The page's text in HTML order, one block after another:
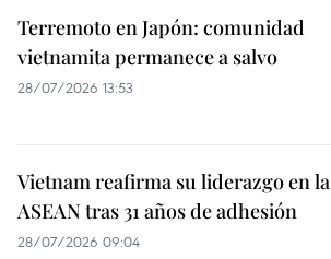
Terremoto en Japón: comunidad
vietnamita permanece a salvo
28/07/2026 13:53
Vietnam reafirma su liderazgo en la
ASEAN tras 31 años de adhesión
28/07/2026 09:04